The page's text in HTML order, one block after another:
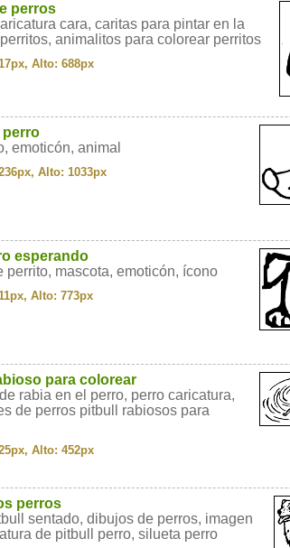
perros
cara, caritas para pintar en la
animalitos para colorear perritos
Alto: 688px
perro
emoticón, animal
Alto: 1033px
esperando
perrito, mascota, emoticón, ícono
Alto: 773px
para colorear
rabia en el perro, perro caricatura,
de perros pitbull rabiosos para
Alto: 452px
perros
sentado, dibujos de perros, imagen
de pitbull perro, silueta perro